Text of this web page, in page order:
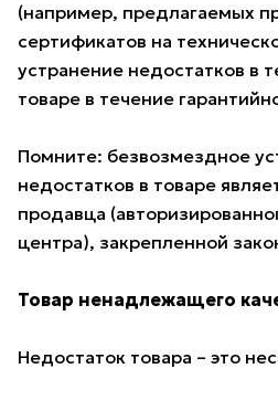
(например, предлагаемых
сертификатов на
устранение недостатков в
товаре в течение
Помните: безвозмездное
недостатков в товаре
продавца
центра), закрепленной
Товар ненадлежащего
Недостаток товара – это